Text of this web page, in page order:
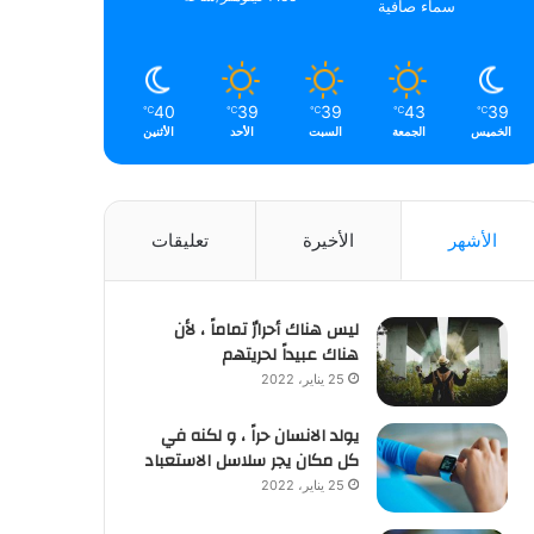
سماء صافية
39
℃
الخميس
43
℃
الجمعة
39
℃
السبت
39
℃
الأحد
40
℃
الأثنين
الأشهر الأخيرة تعليقات
ليس هناك أحرارٌ تماماً ، لأن
هناك عبيداً لحريتهم
25 يناير، 2022
يولد الانسان حراً ، و لكنه في
كل مكان يجر سلاسل الاستعباد
25 يناير، 2022